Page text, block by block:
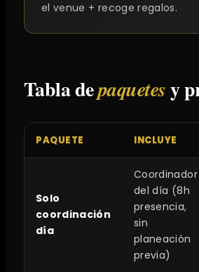
el venue + recoge regalos.
Tabla depaquetesy
PAQUETE INCLUYE
Solo
coordinación
día
Coordinador
del día (8h
presencia,
sin
planeación
previa)